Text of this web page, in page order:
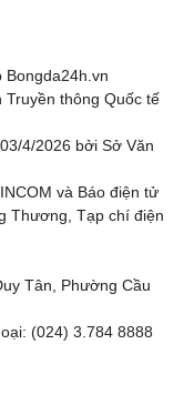
Truyền thông Quốc tế
4/2026 bởi Sở Văn
và Báo điện tử
Thương, Tạp chí điện
Tân, Phường Cầu
(024) 3.784 8888